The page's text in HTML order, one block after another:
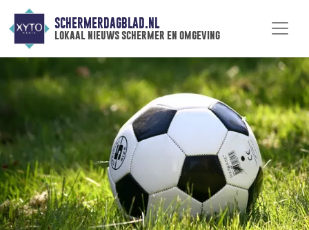
SCHERMERDAGBLAD.NL
lokaal nieuws schermer en omgeving